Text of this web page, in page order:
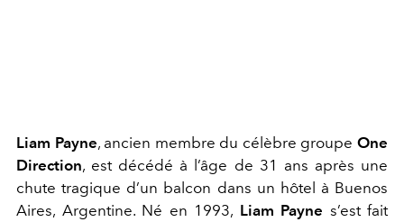
Liam Payne, ancien membre du célèbre groupeOne
Direction, est décédé à l’âge de 31 ans après une
chute tragique d’un balcon dans un hôtel à Buenos
Aires, Argentine. Né en 1993, Liam Payne s’est fait